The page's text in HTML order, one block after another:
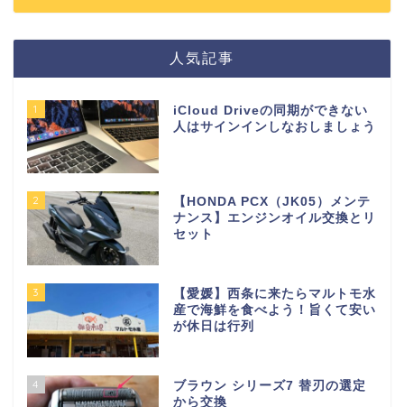
人気記事
1
iCloud Driveの同期ができない
人はサインインしなおしましょう
2
【HONDA PCX（JK05）メンテ
ナンス】エンジンオイル交換とリ
セット
3
【愛媛】西条に来たらマルトモ水
産で海鮮を食べよう！旨くて安い
が休日は行列
4
ブラウン シリーズ7 替刃の選定
から交換